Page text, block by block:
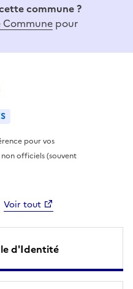
commune ?
Commune pour
pour vos
officiels (souvent
Voir tout
d'Identité